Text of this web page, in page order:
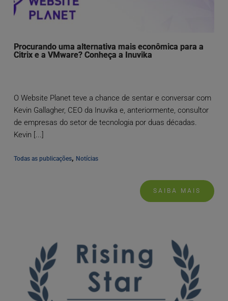
Procurando uma alternativa mais econômica para a
Citrix e a VMware? Conheça a Inuvika
O Website Planet teve a chance de sentar e conversar com
Kevin Gallagher, CEO da Inuvika e, anteriormente, consultor
de empresas do setor de tecnologia por duas décadas.
Kevin [...]
Todas as publicações, Notícias
SAIBA MAIS